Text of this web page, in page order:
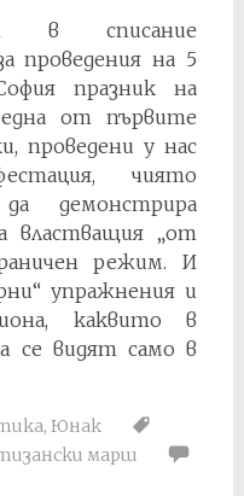
в списание
проведения на 5
празник на
от първите
проведени у нас
чиято
демонстрира
властващия „от
режим. И
упражнения и
каквито в
се видят само в
, Юнак
марш